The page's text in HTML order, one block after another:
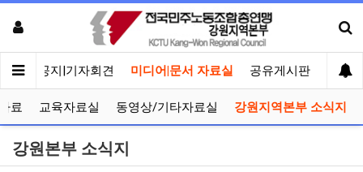
인 공지|기자회견 미디어|문서 자료실 공유게시판 선거
료 교육자료실 동영상/기타자료실 강원지역본부 소식지
강원본부 소식지